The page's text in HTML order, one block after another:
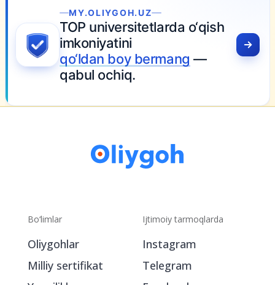
MY.OLIYGOH.UZ
TOP universitetlarda o‘qish
imkoniyatini